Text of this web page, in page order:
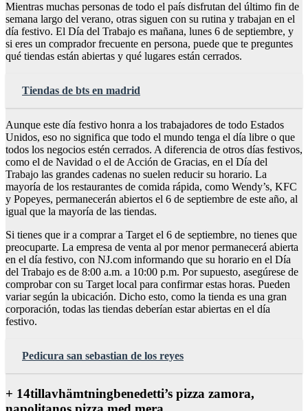
Mientras muchas personas de todo el país disfrutan del último fin de
semana largo del verano, otras siguen con su rutina y trabajan en el
día festivo. El Día del Trabajo es mañana, lunes 6 de septiembre, y
si eres un comprador frecuente en persona, puede que te preguntes
qué tiendas están abiertas y qué lugares están cerrados.
Tiendas de bts en madrid
Aunque este día festivo honra a los trabajadores de todo Estados
Unidos, eso no significa que todo el mundo tenga el día libre o que
todos los negocios estén cerrados. A diferencia de otros días festivos,
como el de Navidad o el de Acción de Gracias, en el Día del
Trabajo las grandes cadenas no suelen reducir su horario. La
mayoría de los restaurantes de comida rápida, como Wendy’s, KFC
y Popeyes, permanecerán abiertos el 6 de septiembre de este año, al
igual que la mayoría de las tiendas.
Si tienes que ir a comprar a Target el 6 de septiembre, no tienes que
preocuparte. La empresa de venta al por menor permanecerá abierta
en el día festivo, con NJ.com informando que su horario en el Día
del Trabajo es de 8:00 a.m. a 10:00 p.m. Por supuesto, asegúrese de
comprobar con su Target local para confirmar estas horas. Pueden
variar según la ubicación. Dicho esto, como la tienda es una gran
corporación, todas las tiendas deberían estar abiertas en el día
festivo.
Pedicura san sebastian de los reyes
+ 14tillavhämtningbenedetti’s pizza zamora,